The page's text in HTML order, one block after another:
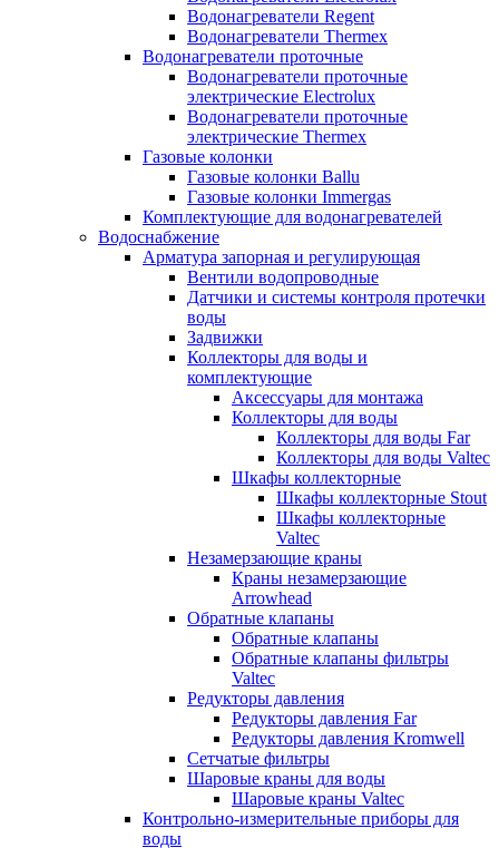
Водонагреватели Regent
Водонагреватели Thermex
Водонагреватели проточные
Водонагреватели проточные
электрические Electrolux
Водонагреватели проточные
электрические Thermex
Газовые колонки
Газовые колонки Ballu
Газовые колонки Immergas
Комплектующие для водонагревателей
Водоснабжение
Арматура запорная и регулирующая
Вентили водопроводные
Датчики и системы контроля протечки
воды
Задвижки
Коллекторы для воды и
комплектующие
Аксессуары для монтажа
Коллекторы для воды
Коллекторы для воды Far
Коллекторы для воды Valtec
Шкафы коллекторные
Шкафы коллекторные Stout
Шкафы коллекторные
Valtec
Незамерзающие краны
Краны незамерзающие
Arrowhead
Обратные клапаны
Обратные клапаны
Обратные клапаны фильтры
Valtec
Редукторы давления
Редукторы давления Far
Редукторы давления Kromwell
Сетчатые фильтры
Шаровые краны для воды
Шаровые краны Valtec
Контрольно-измерительные приборы для
воды